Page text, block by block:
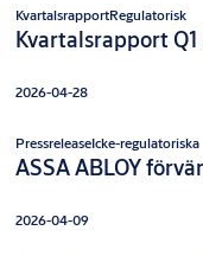
KvartalsrapportRegulatorisk
Kvartalsrapport
2026-04-28
PressreleaseIcke-regulatoriska
ASSA ABLOY
2026-04-09